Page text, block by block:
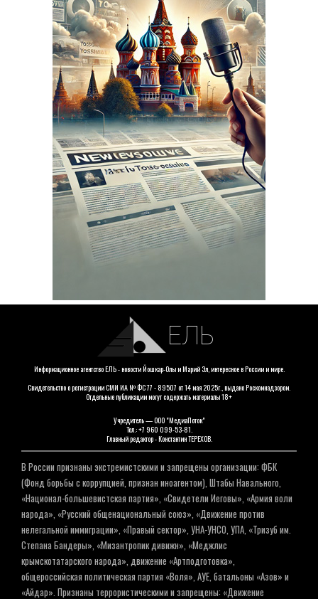
ЕЛЬ
Информационное агентство ЕЛЬ - новости Йошкар-Олы и Марий Эл, интересное в России и мире.
Свидетельство о регистрации СМИ ИА № ФС 77 - 89507 от 14 мая 2025г., выдано Роскомнадзором.
Отдельные публикации могут содержать материалы 18+
Учредитель — ООО "МедиаПоток"
Тел.: +7 960 099-53-81.
Главный редактор - Константин ТЕРЕХОВ.
В России признаны экстремистскими и запрещены организации: ФБК
(Фонд борьбы с коррупцией, признан иноагентом), Штабы Навального,
«Национал-большевистская партия», «Свидетели Иеговы», «Армия воли
народа», «Русский общенациональный союз», «Движение против
нелегальной иммиграции», «Правый сектор», УНА-УНСО, УПА, «Тризуб им.
Степана Бандеры», «Мизантропик дивижн», «Меджлис
крымскотатарского народа», движение «Артподготовка»,
общероссийская политическая партия «Воля», АУЕ, батальоны «Азов» и
«Айдар». Признаны террористическими и запрещены: «Движение